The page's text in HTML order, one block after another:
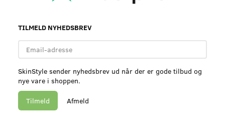
TILMELD NYHEDSBREV
adresse
SkinStyle sender nyhedsbrev ud når der er gode tilbud og
nye vare i shoppen.
Tilmeld Afmeld